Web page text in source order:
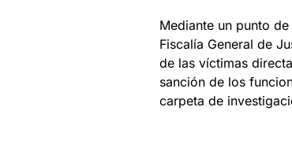
Mediante un punto
Fiscalía General de
de las víctimas
sanción de los
carpeta de